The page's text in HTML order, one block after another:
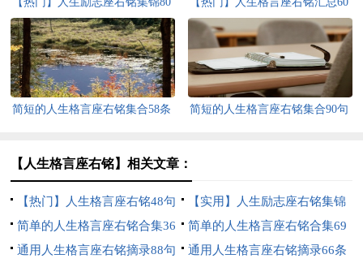
条
条
简短的人生格言座右铭集合58条 简短的人生格言座右铭集合90句
【人生格言座右铭】相关文章：
【热门】人生格言座右铭48句
【实用】人生励志座右铭集锦
65条
简单的人生格言座右铭合集36
句
简单的人生格言座右铭合集69
条
通用人生格言座右铭摘录88句 通用人生格言座右铭摘录66条